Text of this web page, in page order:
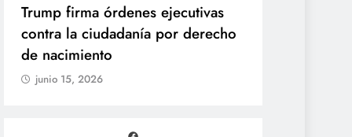
Trump firma órdenes ejecutivas
contra la ciudadanía por derecho
de nacimiento
junio 15, 2026